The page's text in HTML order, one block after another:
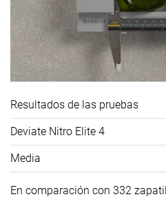
Resultados de las pruebas
Deviate Nitro Elite 4
Media
En comparación con 332